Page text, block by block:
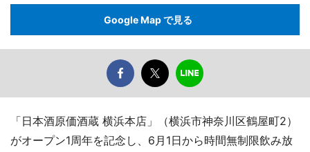
Google Map で見る
「日本酒原価酒蔵 横浜本店」（横浜市神奈川区鶴屋町2）
がオープン1周年を記念し、6月1日から時間無制限飲み放